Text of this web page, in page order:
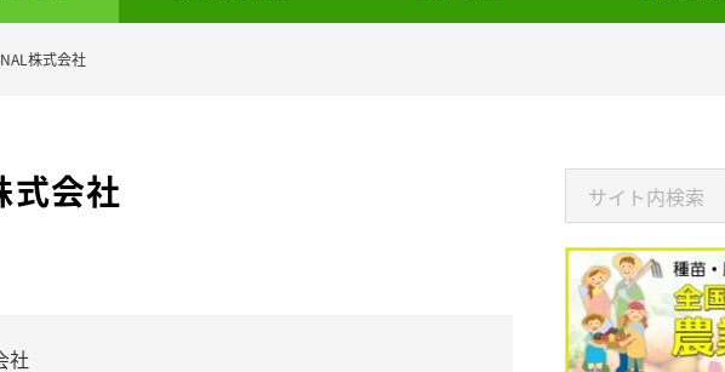
株式会社
式会社
社